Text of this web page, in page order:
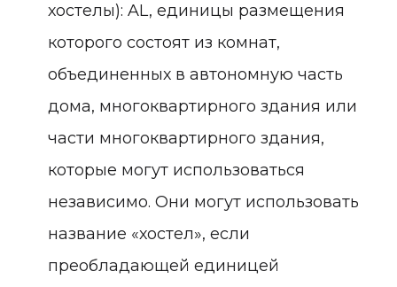
хостелы): AL, единицы размещения
которого состоят из комнат,
объединенных в автономную часть
дома, многоквартирного здания или
части многоквартирного здания,
которые могут использоваться
независимо. Они могут использовать
название «хостел», если
преобладающей единицей